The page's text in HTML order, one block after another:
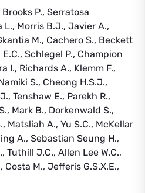
P., Serratosa
L., Morris B.J., Javier A.,
M., Cachero S., Beckett
E.C., Schlegel P., Champion
I., Richards A., Klemm F.,
S., Cheong H.S.J.,
Tenshaw E., Parekh R.,
Mark B., Dorkenwald S.,
Matsliah A., Yu S.C., McKellar
A., Sebastian Seung H.,
Tuthill J.C., Allen Lee W.C.,
Costa M., Jefferis G.S.X.E.,